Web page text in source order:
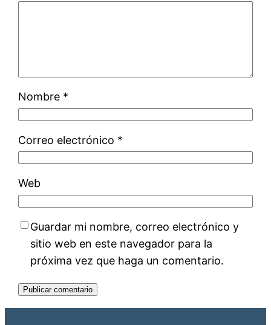
Nombre *
Correo electrónico *
Web
Guardar mi nombre, correo electrónico y
sitio web en este navegador para la
próxima vez que haga un comentario.